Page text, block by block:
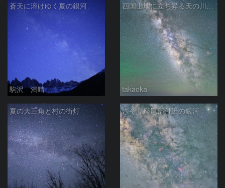
蒼天に溶けゆく夏の銀河
駒沢 満晴
四国山地に立ち昇る天の川銀河（２０ｍｍタテ）
takaoka
夏の大三角と村の街灯 さそり座尾部付近の銀河